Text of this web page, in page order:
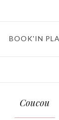
BOOK'IN
Coucou